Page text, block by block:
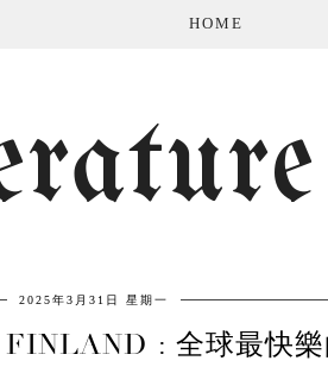
HOME
2025年3月31日 星期一
: 全球最快